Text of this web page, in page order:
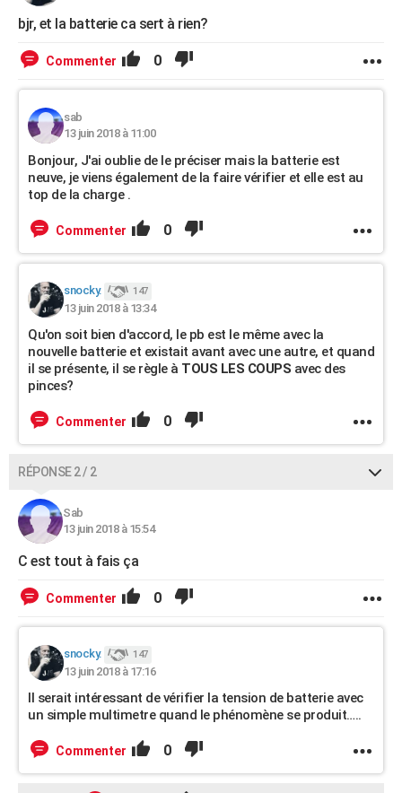
bjr, et la batterie ca sert à rien?
Commenter 0
sab
13 juin 2018 à 11:00
Bonjour, J'ai oublie de le préciser mais la batterie est
neuve, je viens également de la faire vérifier et elle est au
top de la charge .
Commenter 0
snocky. 147
13 juin 2018 à 13:34
Qu'on soit bien d'accord, le pb est le même avec la
nouvelle batterie et existait avant avec une autre, et quand
il se présente, il se règle à TOUS LES COUPS avec des
pinces?
Commenter 0
RÉPONSE 2 / 2
Sab
13 juin 2018 à 15:54
C est tout à fais ça
Commenter 0
snocky. 147
13 juin 2018 à 17:16
Il serait intéressant de vérifier la tension de batterie avec
un simple multimetre quand le phénomène se produit…..
Commenter 0